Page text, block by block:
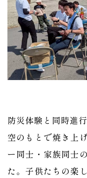
防災体験と同時進
空のもとで焼き上
ー同士・家族同士
た。子供たちの楽